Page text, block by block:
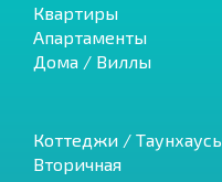
Квартиры
Апартаменты
Дома / Виллы
Коттеджи /
Вторичная